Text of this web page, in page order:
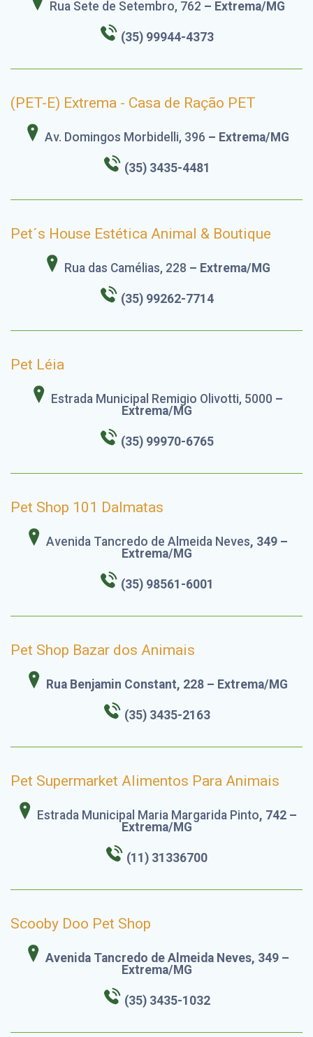
Rua Sete de Setembro, 762 – Extrema/MG
(35) 99944-4373
(PET-E) Extrema - Casa de Ração PET
Av. Domingos Morbidelli, 396 – Extrema/MG
(35) 3435-4481
Pet´s House Estética Animal & Boutique
Rua das Camélias, 228 – Extrema/MG
(35) 99262-7714
Pet Léia
Estrada Municipal Remigio Olivotti, 5000 –
Extrema/MG
(35) 99970-6765
Pet Shop 101 Dalmatas
Avenida Tancredo de Almeida Neves, 349 –
Extrema/MG
(35) 98561-6001
Pet Shop Bazar dos Animais
Rua Benjamin Constant, 228 – Extrema/MG
(35) 3435-2163
Pet Supermarket Alimentos Para Animais
Estrada Municipal Maria Margarida Pinto, 742 –
Extrema/MG
(11) 31336700
Scooby Doo Pet Shop
Avenida Tancredo de Almeida Neves, 349 –
Extrema/MG
(35) 3435-1032